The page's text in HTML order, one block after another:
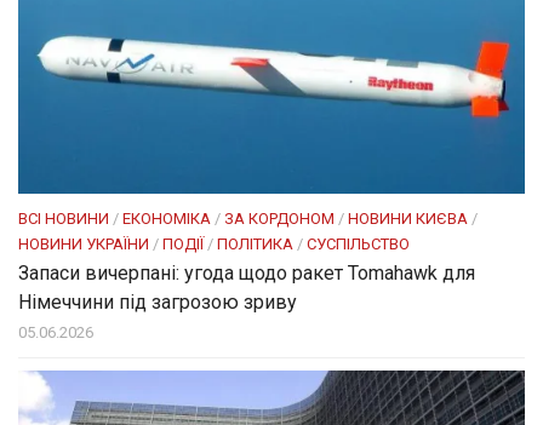
ВСІ НОВИНИ / ЕКОНОМІКА / ЗА КОРДОНОМ / НОВИНИ КИЄВА /
НОВИНИ УКРАЇНИ / ПОДІЇ/ ПОЛІТИКА / СУСПІЛЬСТВО
Запаси вичерпані: угода щодо ракет Tomahawk для
Німеччини під загрозою зриву
05.06.2026